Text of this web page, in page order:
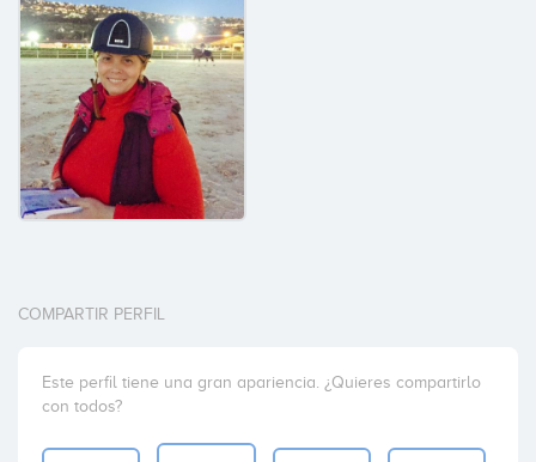
COMPARTIR PERFIL
Este perfil tiene una gran apariencia. ¿Quieres compartirlo
con todos?